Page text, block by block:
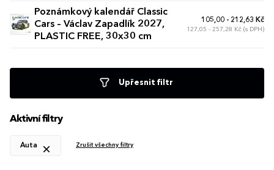
Poznámkový kalendář Classic
Cars – Václav Zapadlík 2027,
PLASTIC FREE, 30x30 cm
105,00 - 212,63 Kč
127,05 - 257,28 Kč (s DPH)
Upřesnit filtr
Aktivní filtry
Auta Zrušit všechny filtry